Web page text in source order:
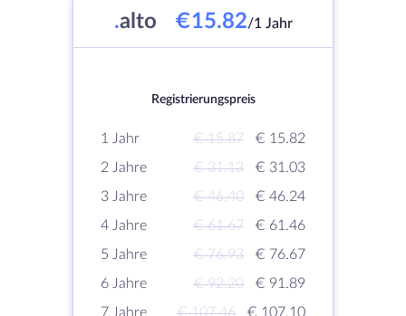
.alto €15.82/1 Jahr
Registrierungspreis
1 Jahr € 15.87
€ 15.82
2 Jahre
€ 31.13
€ 31.03
3 Jahre
€ 46.40
€ 46.24
4 Jahre
€ 61.67
€ 61.46
5 Jahre
€ 76.93
€ 76.67
6 Jahre
€ 92.20
€ 91.89
7 Jahre
€ 107.46
€ 107.10